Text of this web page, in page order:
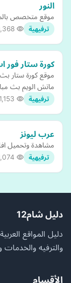
النور
موقع متخصص
ترفيهية
كورة ستار فور
موقع كورة ستار بث
ماتش الويم بث
ترفيهية
عرب ليونز
مشاهدة وتحميل
ترفيهية
دليل شام12
دليل المواقع
والترفيه والخدمات
الأقسام